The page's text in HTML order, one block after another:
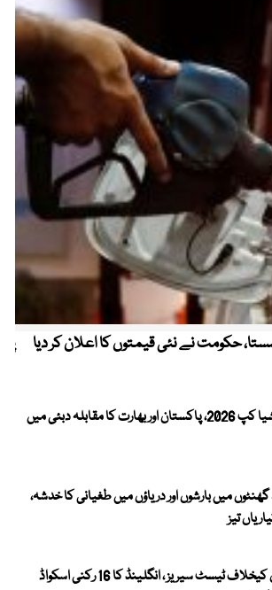
حکومت نے نئی قیمتوں کا اعلان کر دیا
ویمنز ایشیا کپ 2026، پاکستان اور بھارت کا مقابلہ دبئی میں
آئندہ 48 گھنٹوں میں بارشوں اور دریاؤں میں طغیانی کا خدشہ،
تیز
پاکستان کیخلاف ٹیسٹ سیریز ، انگلینڈ کا 16 رکنی اسکواڈ